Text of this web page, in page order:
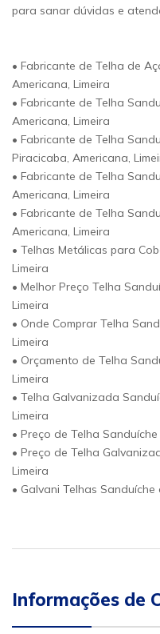
para sanar dúvidas e
• Fabricante de Telha de
Americana, Limeira
• Fabricante de Telha
Americana, Limeira
• Fabricante de Telha
Piracicaba, Americana,
• Fabricante de Telha
Americana, Limeira
• Fabricante de Telha
Americana, Limeira
• Telhas Metálicas para
Limeira
• Melhor Preço Telha
Limeira
• Onde Comprar Telha
Limeira
• Orçamento de Telha
Limeira
• Telha Galvanizada
Limeira
• Preço de Telha
• Preço de Telha
Limeira
• Galvani Telhas
Informações de